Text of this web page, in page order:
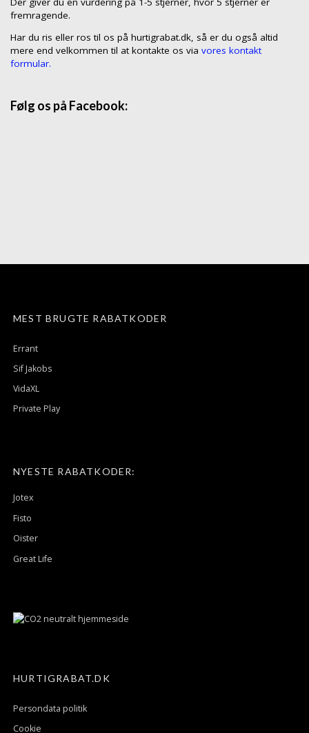
fremragende.
Har du ris eller ros til os på hurtigrabat.dk, så er du også altid
mere end velkommen til at kontakte os via vores kontakt
formular.
Følg os på Facebook:
MEST BRUGTE RABATKODER
Errant
Sif Jakobs
VidaXL
Private Play
NYESTE RABATKODER:
Jotex
Fisto
Oister
Great Life
HURTIGRABAT.DK
Persondata politik
Cookie